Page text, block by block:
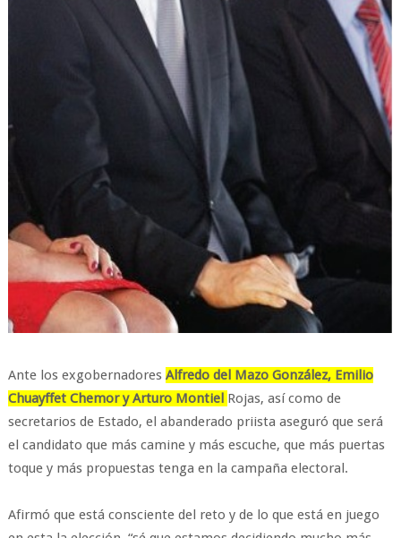
Ante los exgobernadores Alfredo del Mazo González, Emilio
Chuayffet Chemor y Arturo Montiel Rojas, así como de
secretarios de Estado, el abanderado priista aseguró que será
el candidato que más camine y más escuche, que más puertas
toque y más propuestas tenga en la campaña electoral.
Afirmó que está consciente del reto y de lo que está en juego